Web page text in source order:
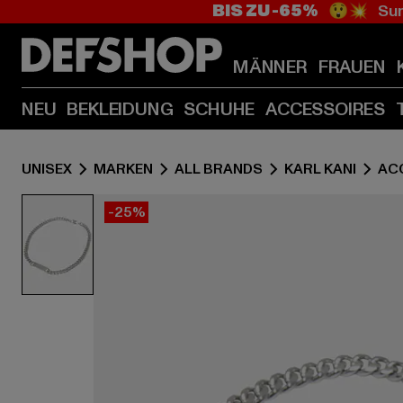
BIS ZU -65% 😲💥
MÄNNER FRAUEN
NEU BEKLEIDUNG SCHUHE ACCESSOIRES
UNISEX MARKEN ALL BRANDS KARL KANI
-25%